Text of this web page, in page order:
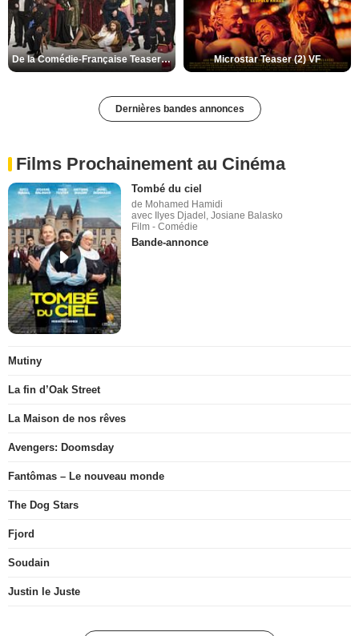
De la Comédie-Française Teaser (3) VF Microstar Teaser (2) VF
Dernières bandes annonces
Films Prochainement au Cinéma
Tombé du ciel
de Mohamed Hamidi
avec Ilyes Djadel, Josiane Balasko
Film - Comédie
Bande-annonce
Mutiny
La fin d’Oak Street
La Maison de nos rêves
Avengers: Doomsday
Fantômas – Le nouveau monde
The Dog Stars
Fjord
Soudain
Justin le Juste